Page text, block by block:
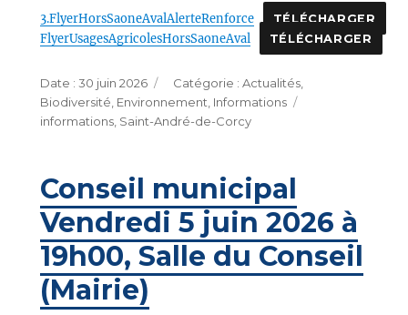
3.FlyerHorsSaoneAvalAlerteRenforce TÉLÉCHARGER
FlyerUsagesAgricolesHorsSaoneAval TÉLÉCHARGER
Publié
le
30 juin 2026 Catégories
Actualités,
Biodiversité Environnement Informations
informations, Saint-André-de-Corcy
Conseil municipal
Vendredi 5 juin 2026 à
19h00, Salle du Conseil
(Mairie)